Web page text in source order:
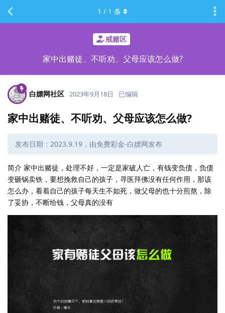
戒赌区
家中出赌徒、不听劝、父母应该怎么做?
1 / 1 条
白嫖网社区 2023年9月18日 已编辑
家中出赌徒、不听劝、父母应该怎么做?
发布日期：2023.9.19，由免费彩金-白嫖网发布
简介 家中出赌徒，处理不好，一定是家破人亡，有钱变负债，负债
变砸锅卖铁，要想挽救自己的孩子，寻医拜佛没有任何作用，那该
怎么办，看着自己的孩子每天生不如死，做父母的也十分煎熬，除
了妥协，不断给钱，父母真的没有